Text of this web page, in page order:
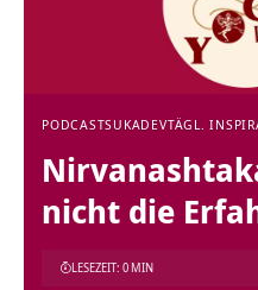
PODCASTSUKADEVTÄGL.
nicht die
LESEZEIT: 0 MIN